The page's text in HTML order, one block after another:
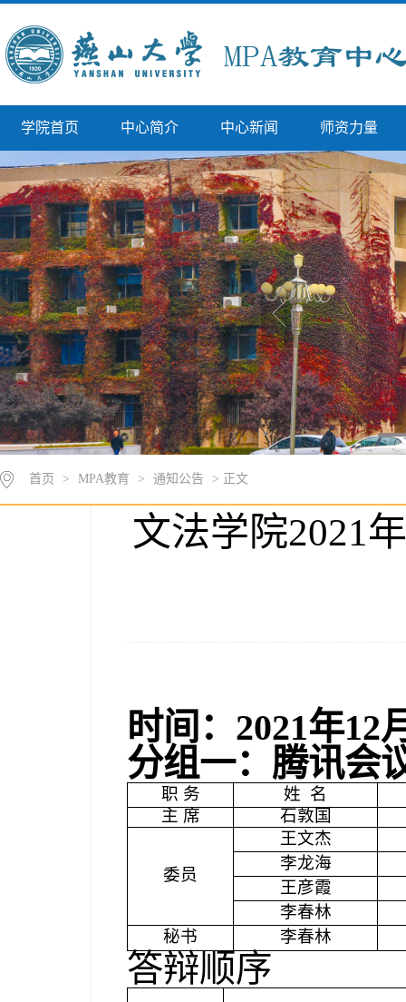
学院首页 中心简介 中心新闻 师资力量
首页 > MPA教育 > 通知公告 > 正文
文法学院2021
时间： 2021年12
分组一：腾讯会
职 务 姓 名
主 席
石敦国
委员
王文杰
李龙海
王彦霞
李春林
秘书
李春林
答辩顺序